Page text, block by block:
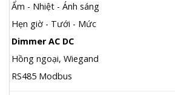
Ẩm - Nhiệt - Ánh sáng
Hẹn giờ - Tưới - Mức
Dimmer AC DC
Hồng ngoại, Wiegand
RS485 Modbus